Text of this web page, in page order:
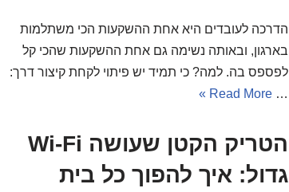
הדרכה לעובדים היא אחת ההשקעות הכי משתלמות
בארגון, ובאותה נשימה גם אחת ההשקעות שהכי קל
לפספס בה. למה? כי תמיד יש פיתוי לקחת קיצור דרך:
…
Read More »
הטריק הקטן שעושה Wi‑Fi
גדול: איך להפוך כל בית